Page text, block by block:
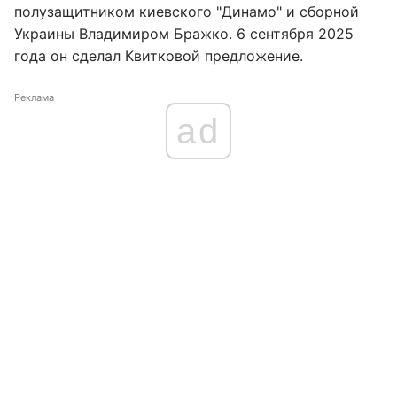
полузащитником киевского "Динамо" и сборной
Украины Владимиром Бражко. 6 сентября 2025
года он сделал Квитковой предложение.
Реклама
ad